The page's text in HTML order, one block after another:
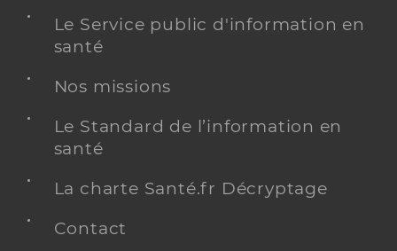
Le Service public d'information en
santé
Nos missions
Le Standard de l’information en
santé
La charte Santé.fr Décryptage
Contact